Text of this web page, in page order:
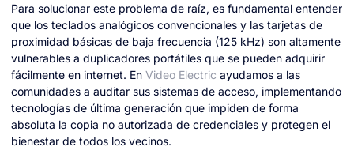
Para solucionar este problema de raíz, es fundamental entender
que los teclados analógicos convencionales y las tarjetas de
proximidad básicas de baja frecuencia (125 kHz) son altamente
vulnerables a duplicadores portátiles que se pueden adquirir
fácilmente en internet. En Video Electric ayudamos a las
comunidades a auditar sus sistemas de acceso, implementando
tecnologías de última generación que impiden de forma
absoluta la copia no autorizada de credenciales y protegen el
bienestar de todos los vecinos.